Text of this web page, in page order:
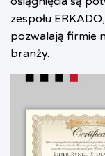
zespołu
pozwalają firmie
branży.